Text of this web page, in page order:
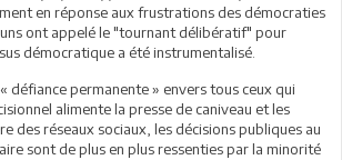
en réponse aux frustrations des démocraties
ont appelé le "tournant délibératif" pour
démocratique a été instrumentalisé.
défiance permanente » envers tous ceux qui
alimente la presse de caniveau et les
des réseaux sociaux, les décisions publiques au
sont de plus en plus ressenties par la minorité